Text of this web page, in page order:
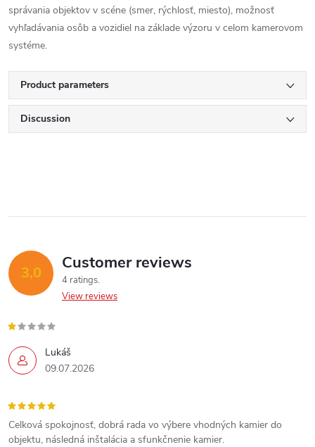
správania objektov v scéne (smer, rýchlosť, miesto), možnosť
vyhľadávania osôb a vozidiel na základe výzoru v celom kamerovom
systéme.
Product parameters
Discussion
3,0 Customer reviews
4 ratings
View reviews
Lukáš
09.07.2026
Celková spokojnosť, dobrá rada vo výbere vhodných kamier do
objektu, následná inštalácia a sfunkčnenie kamier.